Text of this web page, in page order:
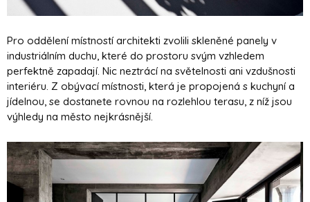
Pro oddělení místností architekti zvolili skleněné panely v
industriálním duchu, které do prostoru svým vzhledem
perfektně zapadají. Nic neztrácí na světelnosti ani vzdušnosti
interiéru. Z obývací místnosti, která je propojená s kuchyní a
jídelnou, se dostanete rovnou na rozlehlou terasu, z níž jsou
výhledy na město nejkrásnější.